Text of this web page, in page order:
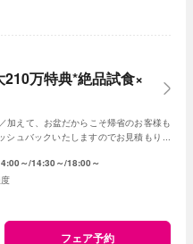
万特典*絶品試食×
加えて、お盆だからこそ帰省のお客様も
シュバックいたしますのでお見積もり作
～ 14:30～ 18:00～
フェア予約